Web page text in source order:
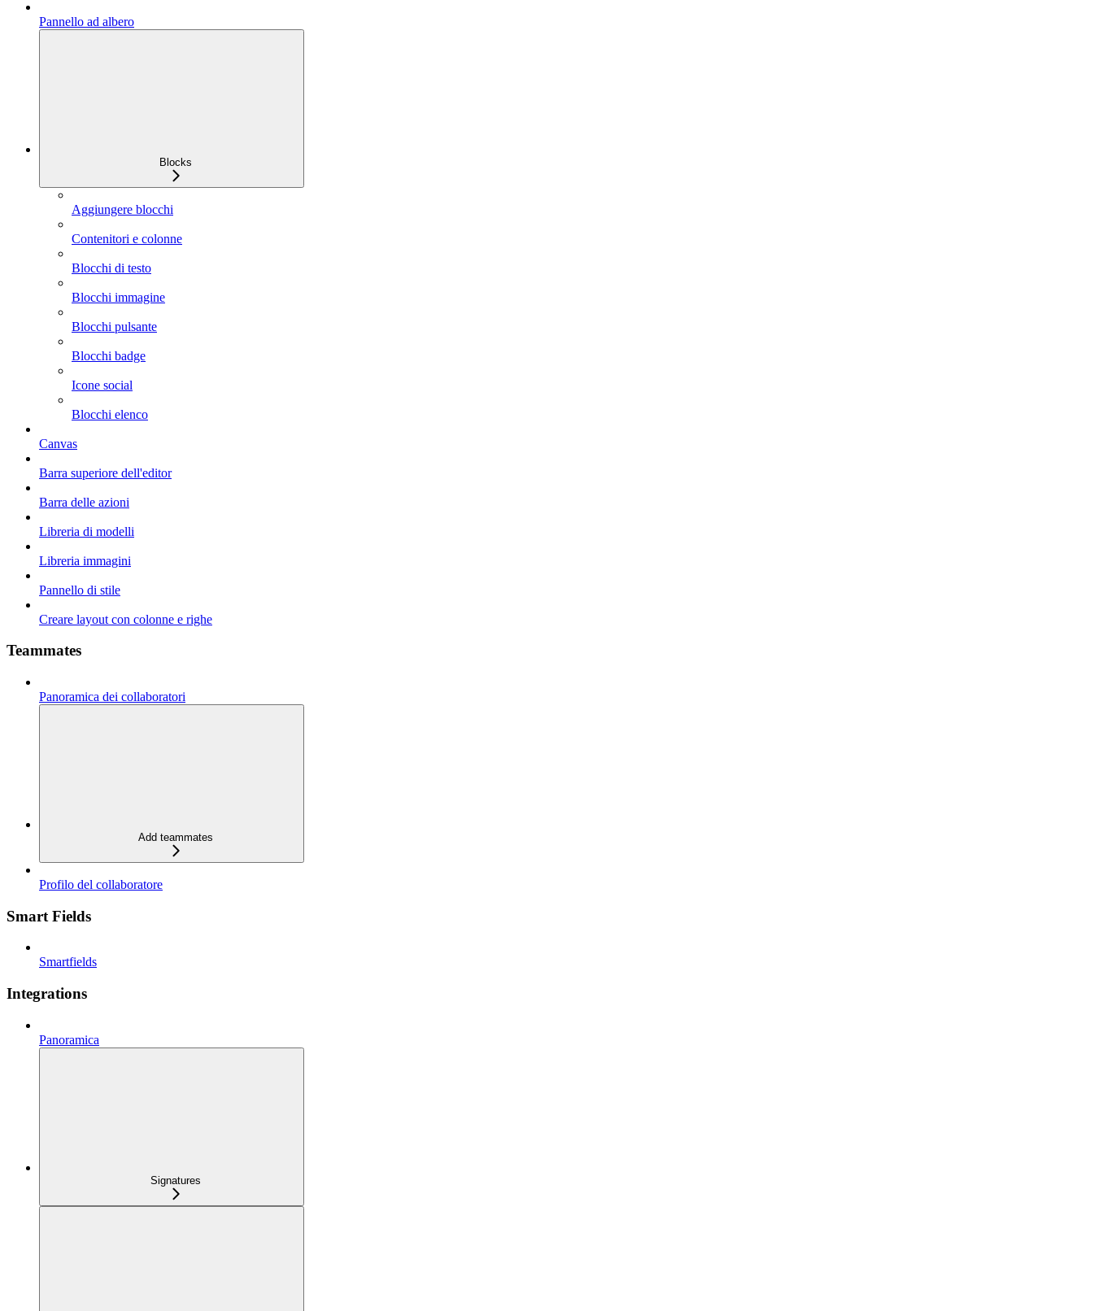
Pannello ad albero
Blocks
Aggiungere blocchi
Contenitori e colonne
Blocchi di testo
Blocchi immagine
Blocchi pulsante
Blocchi badge
Icone social
Blocchi elenco
Canvas
Barra superiore dell'editor
Barra delle azioni
Libreria di modelli
Libreria immagini
Pannello di stile
Creare layout con colonne e righe
Teammates
Panoramica dei collaboratori
Add teammates
Profilo del collaboratore
Smart Fields
Smartfields
Integrations
Panoramica
Signatures